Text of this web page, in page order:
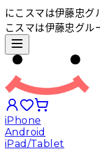
にこスマは伊藤忠
こスマは伊藤忠グ
iPhone
Android
iPad/Tablet